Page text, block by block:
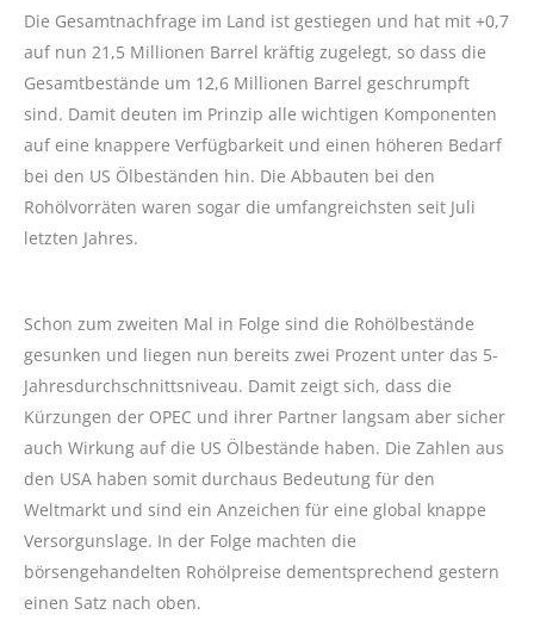
Die Gesamtnachfrage im Land ist gestiegen und hat mit +0,7
auf nun 21,5 Millionen Barrel kräftig zugelegt, so dass die
Gesamtbestände um 12,6 Millionen Barrel geschrumpft
sind. Damit deuten im Prinzip alle wichtigen Komponenten
auf eine knappere Verfügbarkeit und einen höheren Bedarf
bei den US Ölbeständen hin. Die Abbauten bei den
Rohölvorräten waren sogar die umfangreichsten seit Juli
letzten Jahres.
Schon zum zweiten Mal in Folge sind die Rohölbestände
gesunken und liegen nun bereits zwei Prozent unter das 5-
Jahresdurchschnittsniveau. Damit zeigt sich, dass die
Kürzungen der OPEC und ihrer Partner langsam aber sicher
auch Wirkung auf die US Ölbestände haben. Die Zahlen aus
den USA haben somit durchaus Bedeutung für den
Weltmarkt und sind ein Anzeichen für eine global knappe
Versorgunslage. In der Folge machten die
börsengehandelten Rohölpreise dementsprechend gestern
einen Satz nach oben.